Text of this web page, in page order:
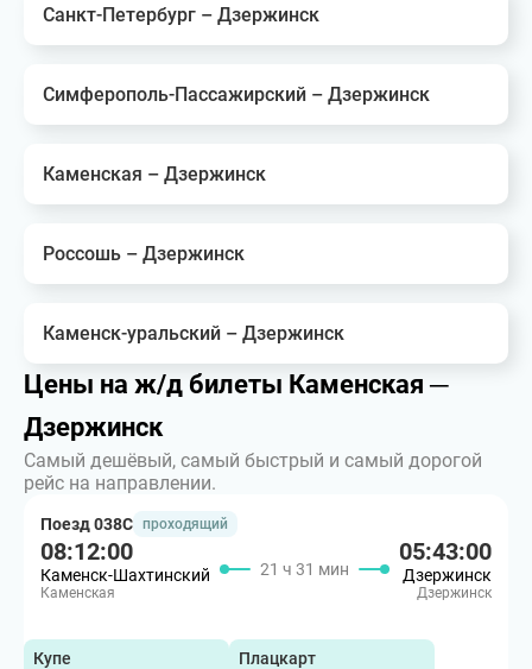
Санкт-Петербург – Дзержинск
Симферополь-Пассажирский – Дзержинск
Каменская – Дзержинск
Россошь – Дзержинск
Каменск-уральский – Дзержинск
Цены на ж/д билеты Каменская ─
Дзержинск
Самый дешёвый, самый быстрый и самый дорогой
рейс на направлении.
Поезд 038С проходящий
08:12:00
Каменск-Шахтинский
Каменская
21 ч 31 мин
05:43:00
Дзержинск
Дзержинск
Купе Плацкарт